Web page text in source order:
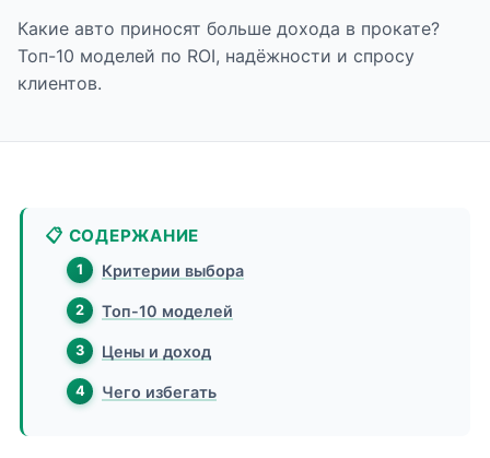
Какие авто приносят больше дохода в прокате?
Топ-10 моделей по ROI, надёжности и спросу
клиентов.
📋 СОДЕРЖАНИЕ
Критерии выбора
Топ-10 моделей
Цены и доход
Чего избегать